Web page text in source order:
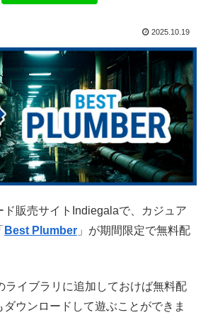
2025.10.19
ド販売サイトIndiegalaで、カジュア
Best Plumber 」が期間限定で無料配
ライブラリに追加しておけば無料配
ウンロードして遊ぶことができま